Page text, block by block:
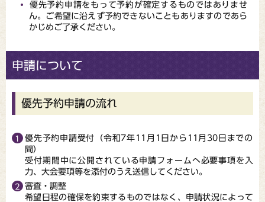
優先予約申請をもって予約が確定するものではありませ
ん。ご希望に沿えず予約できないこともありますのであら
かじめご了承ください。
申請について
優先予約申請の流れ
優先予約申請受付（令和7年11月1日から11月30日までの
間）
受付期間中に公開されている申請フォームへ必要事項を入
力、大会要項等を添付のうえ送信してください。
審査・調整
希望日程の確保を約束するものではなく、申請状況によって